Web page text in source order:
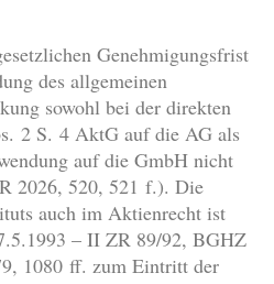
Genehmigungsfrist
des allgemeinen
sowohl bei der direkten
2 S. 4 AktG auf die AG als
auf die GmbH nicht
2026, 520, 521 f.). Die
auch im Aktienrecht ist
– II ZR 89/92, BGHZ
1080 ff. zum Eintritt der